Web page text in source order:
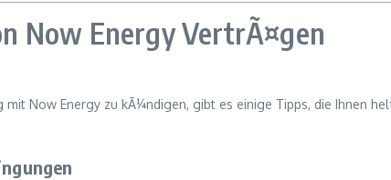
Now Energy VertrÃ¤gen
Now Energy zu kÃ¼ndigen, gibt es einige Tipps, die Ihnen